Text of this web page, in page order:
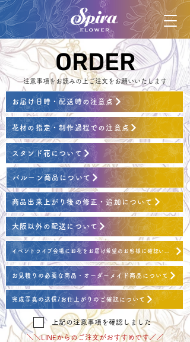
ORDER
ORDER
注意事項をお読みの上ご注文をお願いいたします
お届け日時・配送時の注意点
花材の指定・制作過程での注意点
スタンド花について
バルーン商品について
商品出来上がり後の修正・追加について
大阪以外の配送について
イベントライブ会場にお花をお届け希望のお客様に確認いただくこ
お見積りの必要な商品・オーダーメイド商品について
完成写真の送信/お仕上がりのご確認について
上記の注意事項を確認しました
＼＼LINEからのご注文がおすすめです／／